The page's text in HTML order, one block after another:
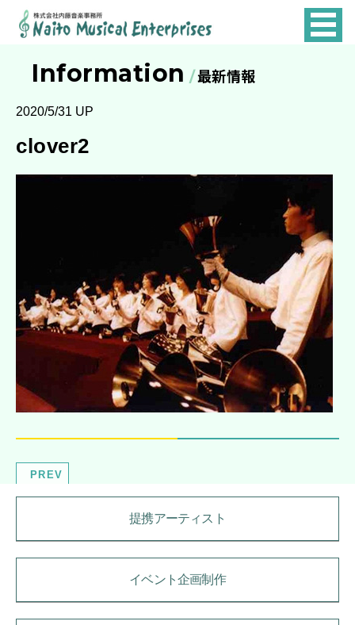
MUSICAL
ENTERPRISES
Information 最新情報
2020/5/31 UP
clover2
PREV
提携アーティスト
イベント企画制作